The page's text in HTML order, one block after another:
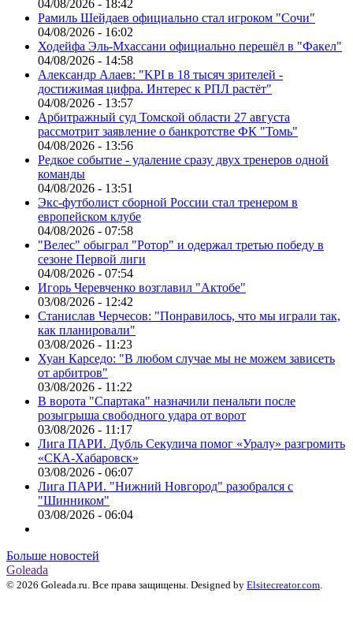
04/08/2026 - 18:42
Рамиль Шейдаев официально стал игроком "Сочи"
04/08/2026 - 16:02
Ходейфа Эль-Мхассани официально перешёл в "Факел"
04/08/2026 - 14:58
Александр Алаев: "KPI в 18 тысяч зрителей -
достижимая цифра. Интерес к РПЛ растёт"
04/08/2026 - 13:57
Арбитражный суд Томской области 27 августа
рассмотрит заявление о банкротстве ФК "Томь"
04/08/2026 - 13:56
Редкое событие - удаление сразу двух тренеров одной
команды
04/08/2026 - 13:51
Экс-футболист сборной России стал тренером в
европейском клубе
04/08/2026 - 07:58
"Велес" обыграл "Ротор" и одержал третью победу в
сезоне Первой лиги
04/08/2026 - 07:54
Игорь Черевченко возглавил "Актобе"
03/08/2026 - 12:42
Станислав Черчесов: "Понравилось, что мы играли так,
как планировали"
03/08/2026 - 11:23
Хуан Карседо: "В любом случае мы не можем зависеть
от арбитров"
03/08/2026 - 11:22
В ворота "Спартака" назначили пенальти после
розыгрыша свободного удара от ворот
03/08/2026 - 11:17
Лига ПАРИ. Дубль Секулича помог «Уралу» разгромить
«СКА-Хабаровск»
03/08/2026 - 06:07
Лига ПАРИ. "Нижний Новгород" разобрался с
"Шинником"
03/08/2026 - 06:04
Больше новостей
Goleada
© 2026 Goleada.ru. Все права защищены. Designed by Elsitecreator.com